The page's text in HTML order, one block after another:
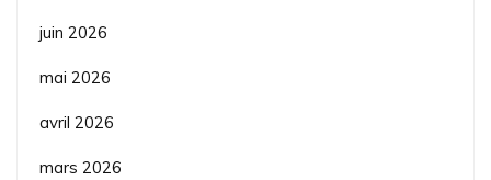
juin 2026
mai 2026
avril 2026
mars 2026